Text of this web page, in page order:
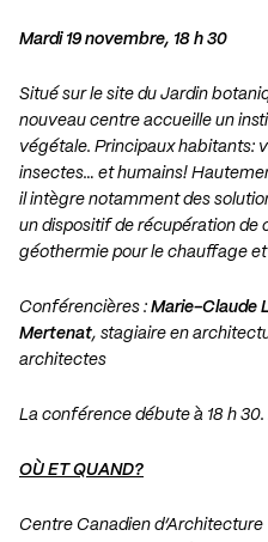
Mardi 19 novembre, 18 h 30
Situé sur le site du Jardin
nouveau centre accueille un
végétale. Principaux habitants:
insectes… et humains!
il intègre notamment des
un dispositif de récupération de
géothermie pour le chauffage
Conférencières : Marie-Claude
Mertenat, stagiaire en
architectes
La conférence débute à 18 h
OÙ ET QUAND?
Centre Canadien d’Architecture